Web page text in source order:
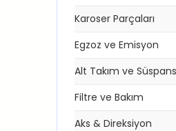
Karoser Parçaları
Egzoz ve Emisyon
Alt Takım ve
Filtre ve Bakım
Aks & Direksiyon